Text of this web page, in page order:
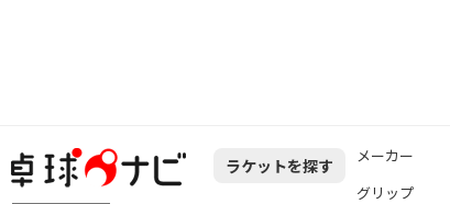
ラケットを探す メーカー
グリップ